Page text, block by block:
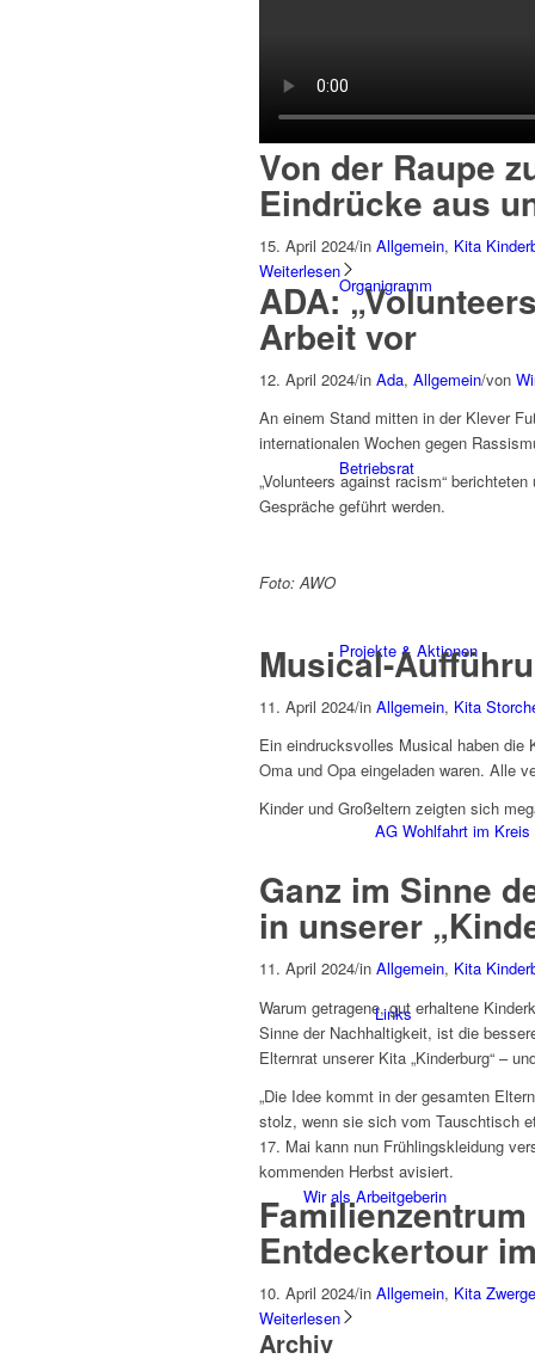
Organigramm
Betriebsrat
Projekte & Aktionen
AG Wohlfahrt im
Links
Wir als Arbeitgeberin
Von der Raupe
Eindrücke aus
15. April 2024/in Allgemein, Kita
Weiterlesen
ADA:
Arbeit vor
12. April 2024/in Ada, Allgemein/von
An einem Stand mitten in der Klever
internationalen Wochen gegen
„Volunteers against racism“
Gespräche geführt werden.
Foto: AWO
Musical-
11. April 2024/in Allgemein, Kita
Ein eindrucksvolles Musical haben die
Oma und Opa eingeladen waren. Alle
Kinder und Großeltern zeigten sich
Ganz im Sinne
in unserer
11. April 2024/in Allgemein, Kita
Warum getragene, gut erhaltene
Sinne der Nachhaltigkeit, ist die
Elternrat unserer Kita „Kinderburg“ –
„Die Idee kommt in der gesamten
stolz, wenn sie sich vom Tauschtisch
17. Mai kann nun Frühlingskleidung
kommenden Herbst avisiert.
Entdeckertour
10. April 2024/in Allgemein, Kita
Weiterlesen
Archiv